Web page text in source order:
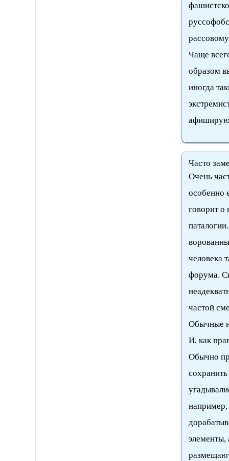
Чаще
образом
иногда
Часто
Очень
особенно
говорит о
человека
форума.
частой
Обычные
И, как
Обычно
например,
элементы,